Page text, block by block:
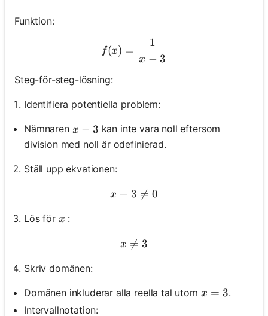
Funktion:
f(x)=\frac{1}{x-3}
f(x) =
x − 3
1
Steg-för-steg-lösning:
Identifiera potentiella problem:
Nämnaren x-3
x − 3 kan inte vara noll eftersom
division med noll är odefinierad.
Ställ upp ekvationen:
x-3 \neq 0
x − 3 
= 0
Lös för x
x :
x \neq 3
x 
= 3
Skriv domänen:
Domänen inkluderar alla reella tal utom x=3
x = 3.
Intervallnotation: